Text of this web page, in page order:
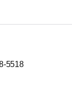
5518